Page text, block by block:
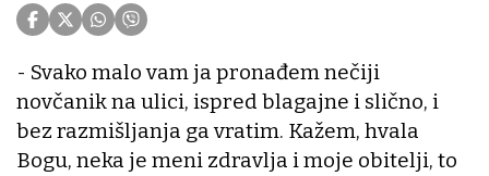
- Svako malo vam ja pronađem nečiji
novčanik na ulici, ispred blagajne i slično, i
bez razmišljanja ga vratim. Kažem, hvala
Bogu, neka je meni zdravlja i moje obitelji, to